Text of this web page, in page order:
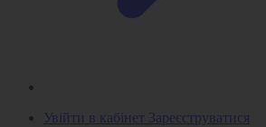
Увійти в кабінет
Зареєструватися